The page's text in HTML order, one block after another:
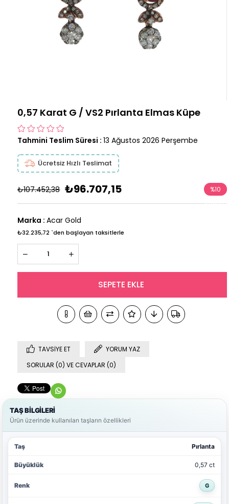
0,57 Karat G / VS2 Pırlanta Elmas Küpe
Tahmini Teslim Süresi : 13 Ağustos 2026 Perşembe
Ücretsiz Hızlı Teslimat
₺107.452,38 ₺96.707,15 %10
İndirim
Marka : Acar Gold
₺32.235,72 `den başlayan taksitlerle
TAVSIYE ET
YORUM YAZ
SORULAR (0) VE CEVAPLAR (0)
TAŞ BİLGİLERİ
Ürün üzerinde kullanılan taşların özellikleri
Pırlanta
0,57 ct
G